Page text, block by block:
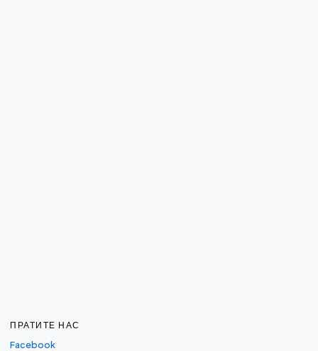
ПРАТИТЕ НАС
Facebook